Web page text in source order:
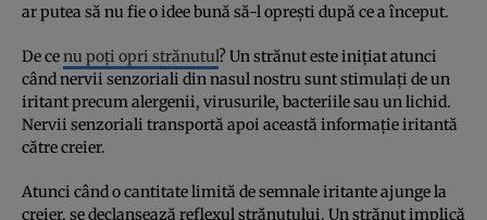
ar putea să nu fie o idee bună să-l oprești după ce a început.
De cenu poți opri strănutul? Un strănut este inițiat atunci
când nervii senzoriali din nasul nostru sunt stimulați de un
iritant precum alergenii, virusurile, bacteriile sau un lichid.
Nervii senzoriali transportă apoi această informație iritantă
către creier.
Atunci când o cantitate limită de semnale iritante ajunge la
creier, se declanșează reflexul strănutului. Un strănut implică